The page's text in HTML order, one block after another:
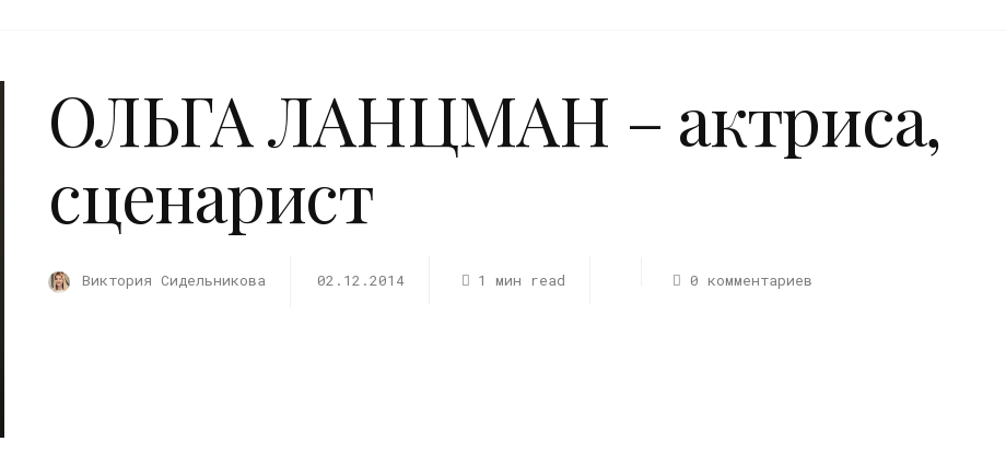
ОЛЬГА ЛАНЦМАН – актриса,
сценарист
Виктория Сидельникова 02.12.2014 1 мин read 0 комментариев